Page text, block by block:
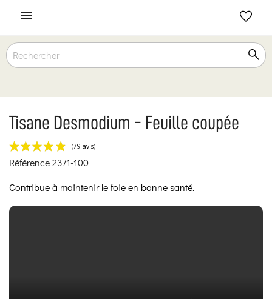

Tisane Desmodium - Feuille coupée
(79 avis)
Référence2371-100
Contribue à maintenir le foie en bonne santé.